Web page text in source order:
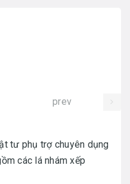
tư phụ trợ chuyên dụng
các lá nhám xếp
prev